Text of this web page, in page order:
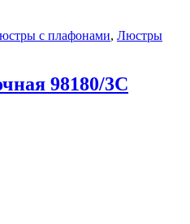
с плафонами, Люстры
98180/3C